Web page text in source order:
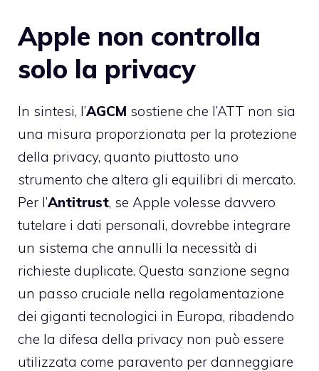
Apple non controlla
solo la privacy
In sintesi, l’AGCM sostiene che l’ATT non sia
una misura proporzionata per la protezione
della privacy, quanto piuttosto uno
strumento che altera gli equilibri di mercato.
Per l’Antitrust, se Apple volesse davvero
tutelare i dati personali, dovrebbe integrare
un sistema che annulli la necessità di
richieste duplicate. Questa sanzione segna
un passo cruciale nella regolamentazione
dei giganti tecnologici in Europa, ribadendo
che la difesa della privacy non può essere
utilizzata come paravento per danneggiare